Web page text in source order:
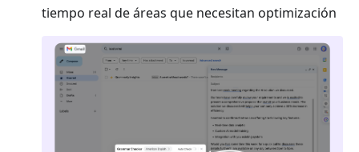
tiempo real de áreas que necesitan optimización